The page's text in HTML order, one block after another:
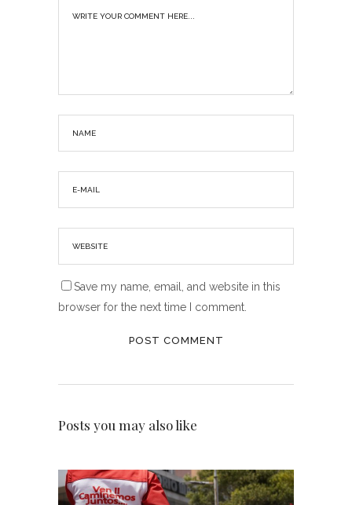
Save my name, email, and website in this
browser for the next time I comment.
Posts you may also like